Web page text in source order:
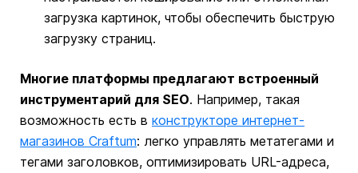
загрузка картинок, чтобы обеспечить быструю
загрузку страниц.
Многие платформы предлагают встроенный
инструментарий для SEO. Например, такая
возможность есть в конструкторе интернет-
магазинов Craftum: легко управлять метатегами и
тегами заголовков, оптимизировать URL-адреса,